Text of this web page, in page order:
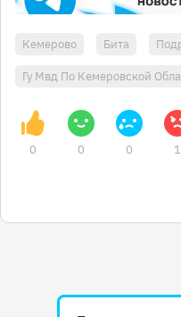
Кемерово Бита
Гу Мвд По Кемеровской
0 0 0 1